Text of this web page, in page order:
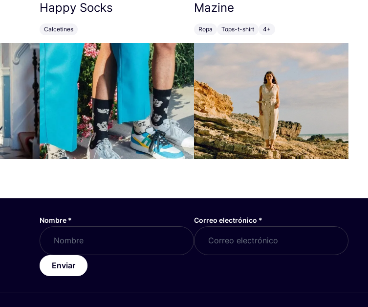
Happy Socks
Calcetines
Mazine
Ropa Tops-t-shirt 4+
Nombre * Correo electrónico *
Enviar